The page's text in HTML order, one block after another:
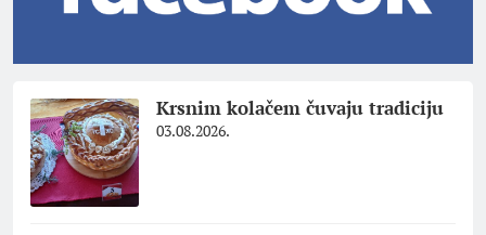
Krsnim kolačem čuvaju tradiciju
03.08.2026.